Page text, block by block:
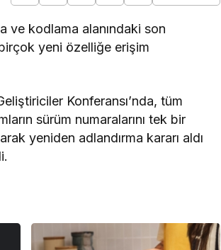
ve kodlama alanındaki son
birçok yeni özelliğe erişim
Konferansı’nda, tüm
sürüm numaralarını tek bir
yeniden adlandırma kararı aldı